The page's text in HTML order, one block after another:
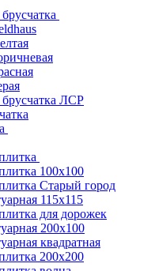
ЛСР
100x100
Старый город
115x115
для дорожек
200х100
квадратная
200х200